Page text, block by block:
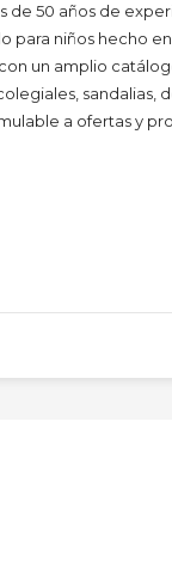
de 50 años de
para niños hecho
un amplio
sandalias,
a ofertas y